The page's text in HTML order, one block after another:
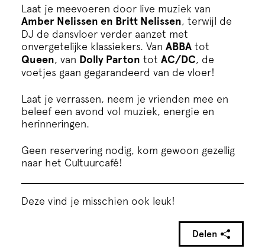
ECI Cultuurcafé
Over ons
Contact
Laat je meevoeren door live muziek van
Amber Nelissen en Britt Nelissen, terwijl de
DJ de dansvloer verder aanzet met
onvergetelijke klassiekers. Van ABBA tot
Queen, van Dolly Parton tot AC/DC, de
voetjes gaan gegarandeerd van de vloer!
Laat je verrassen, neem je vrienden mee en
beleef een avond vol muziek, energie en
herinneringen.
Geen reservering nodig, kom gewoon gezellig
naar het Cultuurcafé!
Deze vind je misschien ook leuk!
Delen